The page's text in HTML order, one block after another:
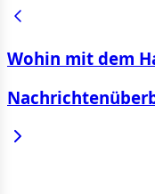
Wohin mit dem